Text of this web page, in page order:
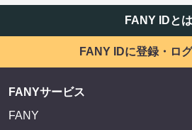
FANY IDとは
FANY IDに登録・ロ
FANYサービス
FANY